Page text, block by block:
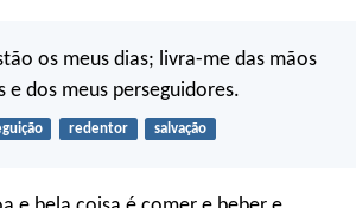
os meus dias; livra-me das mãos
e dos meus perseguidores.
redentor salvação